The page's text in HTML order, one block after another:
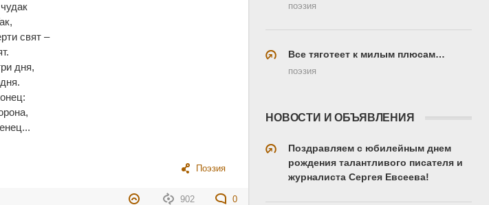
свят –
дня,
Поэзия
902 0
поэзия
Все тяготеет к милым плюсам…
поэзия
НОВОСТИ И ОБЪЯВЛЕНИЯ
Поздравляем с юбилейным днем
рождения талантливого писателя и
журналиста Сергея Евсеева!